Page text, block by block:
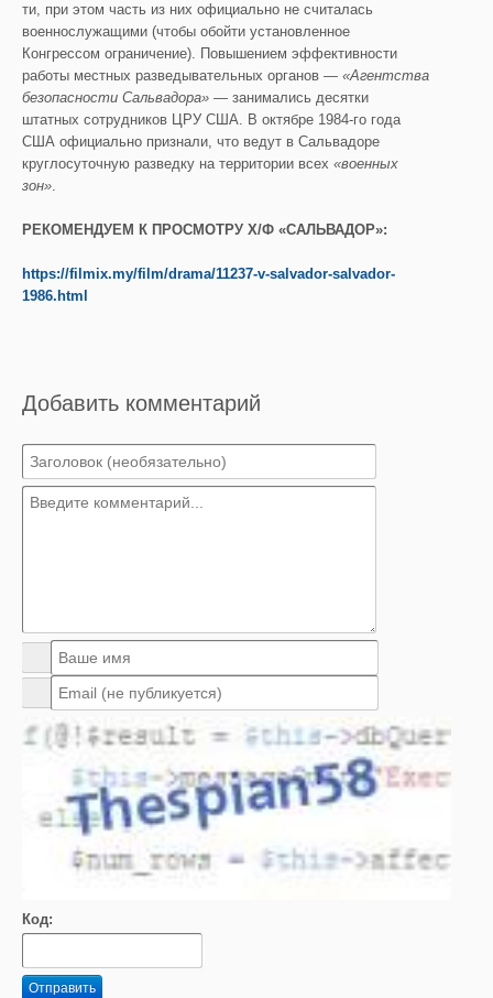
ти, при этом часть из них официально не считалась
военнослужащими (чтобы обойти установленное
Конгрессом ограничение). Повышением эффективности
работы местных разведывательных органов — «Агентства
безопасности Сальвадора» — занимались десятки
штатных сотрудников ЦРУ США. В октябре 1984-го года
США официально признали, что ведут в Сальвадоре
круглосуточную разведку на территории всех «военных
зон».
РЕКОМЕНДУЕМ К ПРОСМОТРУ Х/Ф «САЛЬВАДОР»:
https://filmix.my/film/drama/11237-v-salvador-salvador-
1986.html
Добавить комментарий
Код:
Отправить